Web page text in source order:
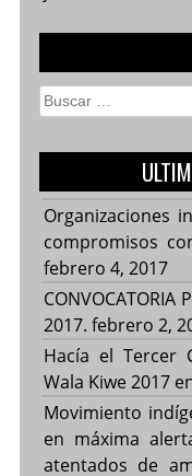
Buscar:
Organizaciones
compromisos
febrero 4, 2017
CONVOCATORIA
2017. febrero 2,
Hacía el Tercer
Wala Kiwe 2017
Movimiento
en máxima
atentados de